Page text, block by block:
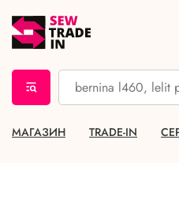
МАГАЗИН TRADE-IN